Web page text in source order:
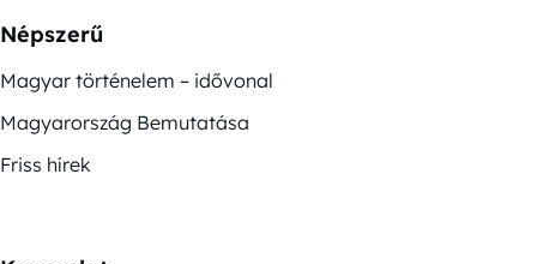
Népszerű
Magyar történelem – idővonal
Magyarország Bemutatása
Friss hírek